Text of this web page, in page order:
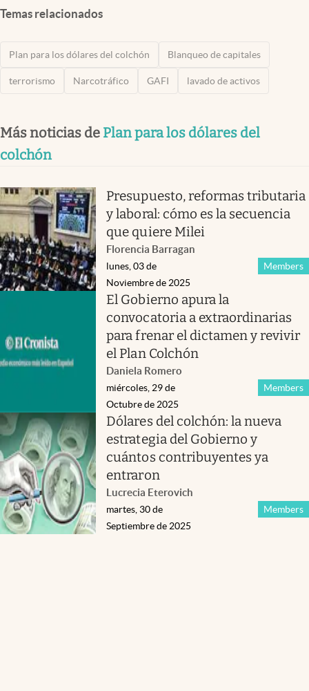
Temas relacionados
Plan para los dólares del colchón Blanqueo de capitales
terrorismo Narcotráfico GAFI lavado de activos
Más noticias de Plan para los dólares del
colchón
Presupuesto, reformas tributaria
y laboral: cómo es la secuencia
que quiere Milei
Florencia Barragan
Members
lunes, 03 de
Noviembre de 2025
El Gobierno apura la
convocatoria a extraordinarias
para frenar el dictamen y revivir
el Plan Colchón
Daniela Romero
Members
miércoles, 29 de
Octubre de 2025
Dólares del colchón: la nueva
estrategia del Gobierno y
cuántos contribuyentes ya
entraron
Lucrecia Eterovich
Members
martes, 30 de
Septiembre de 2025